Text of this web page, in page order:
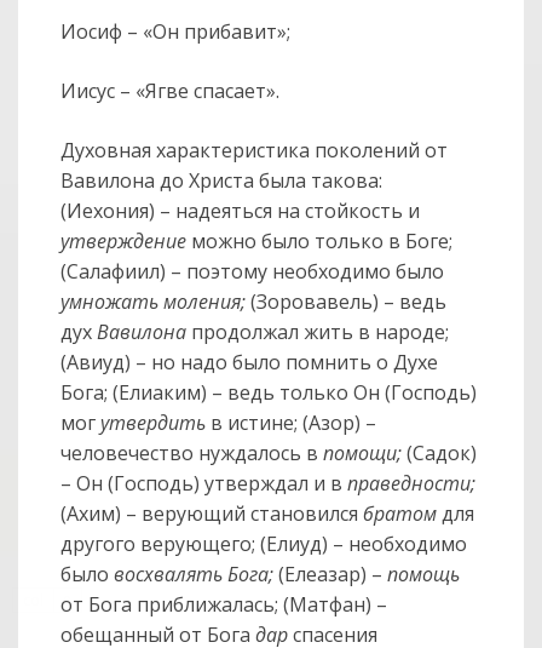
0
Иосиф – «Он прибавит»;
Иисус – «Ягве спасает».
Духовная характеристика поколений от
Вавилона до Христа была такова:
(Иехония) – надеяться на стойкость и
утверждение можно было только в Боге;
(Салафиил) – поэтому необходимо было
умножать моления;(Зоровавель) – ведь
духВавилона продолжал жить в народе;
(Авиуд) – но надо было помнить о Духе
Бога; (Елиаким) – ведь только Он (Господь)
могутвердить в истине; (Азор) –
человечество нуждалось впомощи;(Садок)
– Он (Господь) утверждал и вправедности;
(Ахим) – верующий становилсябратомдля
другого верующего; (Елиуд) – необходимо
быловосхвалять Бога;(Елеазар) –помощь
от Бога приближалась; (Матфан) –
обещанный от Богадарспасения